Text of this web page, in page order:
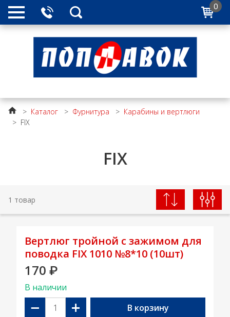
0
> Каталог > Фурнитура > Карабины и вертлюги
> FIX
FIX
1 товар
Вертлюг тройной с зажимом для
поводка FIX 1010 №8*10 (10шт)
170 ₽
В наличии
− + В корзину